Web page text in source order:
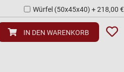
Würfel (50x45x40)+218,00 €
IN DEN WARENKORB